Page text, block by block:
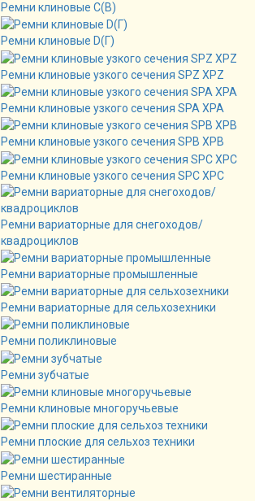
Ремни клиновые C(B)
Ремни клиновые D(Г)
Ремни клиновые узкого сечения SPZ XPZ
Ремни клиновые узкого сечения SPA XPA
Ремни клиновые узкого сечения SPB XPB
Ремни клиновые узкого сечения SPC XPC
Ремни вариаторные для снегоходов/
квадроциклов
Ремни вариаторные промышленные
Ремни вариаторные для сельхозехники
Ремни поликлиновые
Ремни зубчатые
Ремни клиновые многоручьевые
Ремни плоские для сельхоз техники
Ремни шестиранные